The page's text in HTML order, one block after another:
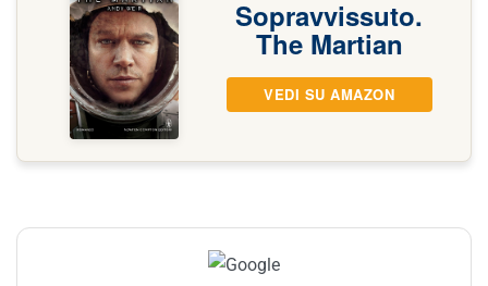
Sopravvissuto.
The Martian
VEDI SU AMAZON